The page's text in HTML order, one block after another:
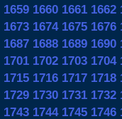
1659 1660 1661 1662
1673 1674 1675 1676
1687 1688 1689 1690
1701 1702 1703 1704
1715 1716 1717 1718
1729 1730 1731 1732
1743 1744 1745 1746